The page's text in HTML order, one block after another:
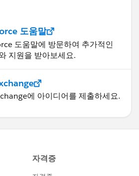
도움말
도움말에 방문하여 추가적인
지원을 받아보세요.
에 아이디어를 제출하세요.